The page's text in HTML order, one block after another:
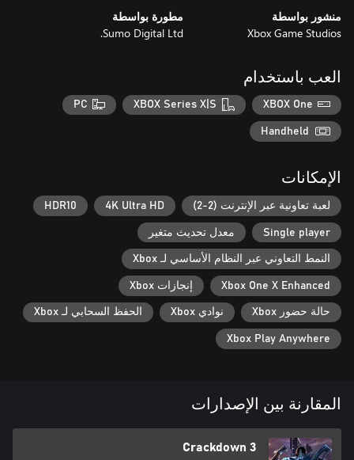
منشور بواسطة
Xbox Game Studios
مطورة بواسطة
Sumo Digital Ltd.
العب باستخدام
XBOX One
XBOX Series X|S
PC
Handheld
الإمكانات
لعبة تعاونية عبر الإنترنت (2-2) 4K Ultra HD
HDR10
Single player معدل تحديث متغير
النمط التعاوني عبر النظام الأساسي لـ Xbox
Xbox One X Enhanced إنجازات Xbox
حالة حضور Xbox نوادي Xbox الحفظ السحابي لـ Xbox
Xbox Play Anywhere
المقارنة بين الإصدارات
Crackdown 3